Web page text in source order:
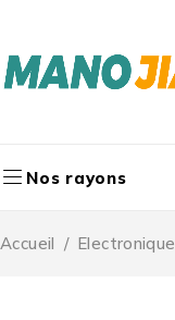
Nos rayons
Accueil / Electronique